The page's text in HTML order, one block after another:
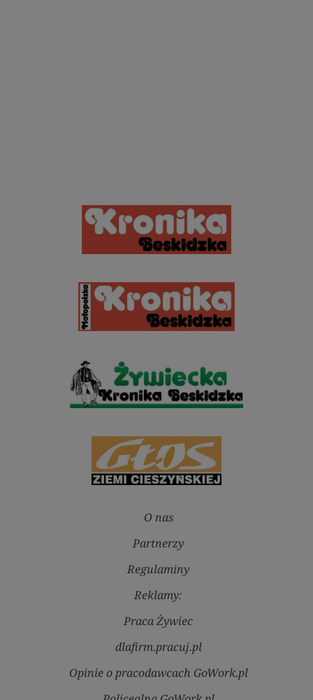
O nas
Partnerzy
Regulaminy
Reklamy:
Praca Żywiec
dlafirm.pracuj.pl
Opinie o pracodawcach GoWork.pl